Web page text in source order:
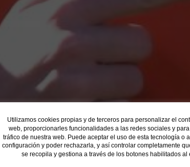
Utilizamos cookies propias y de terceros para personalizar el
web, proporcionarles funcionalidades a las redes sociales y
tráfico de nuestra web. Puede aceptar el uso de esta tecnología o
configuración y poder rechazarla, y así controlar completamente
se recopila y gestiona a través de los botones habilitados al